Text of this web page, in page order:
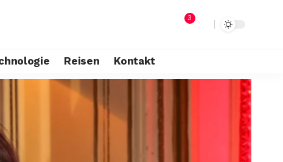
3
Reisen Kontakt